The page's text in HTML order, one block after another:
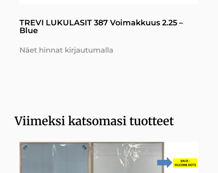
TREVI LUKULASIT 387 Voimakkuus 2.25 –
Blue
Näet hinnat kirjautumalla
Viimeksi katsomasi tuotteet